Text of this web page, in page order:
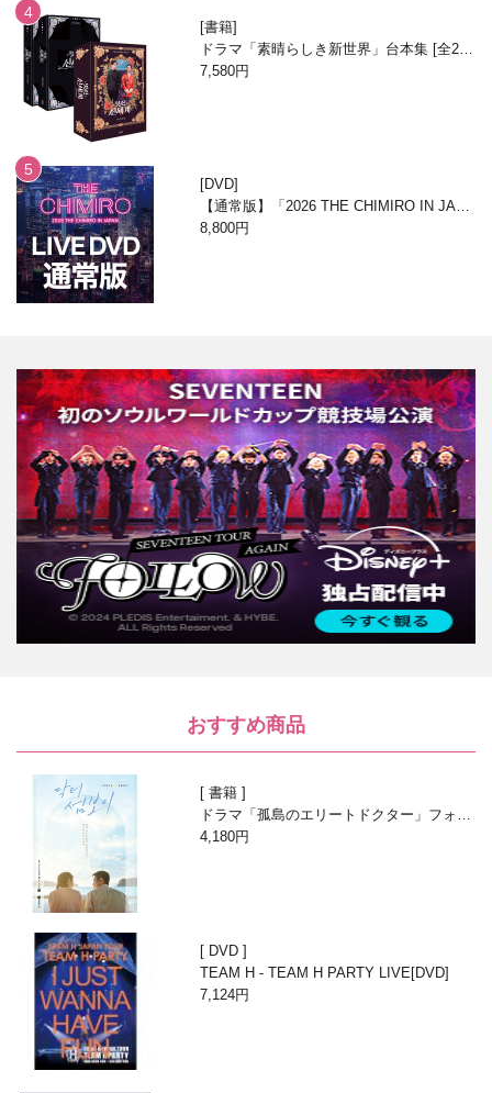
書籍
ドラマ「素晴らしき新世界」台本集 [全2
巻/ブックケースエディション]
7,580円
DVD
【通常版】「2026 THE CHIMIRO IN JAPA
N」DVD
8,800円
おすすめ商品
書籍
ドラマ「孤島のエリートドクター」フォト
エッセイ
4,180円
DVD
TEAM H - TEAM H PARTY LIVE[DVD]
7,124円